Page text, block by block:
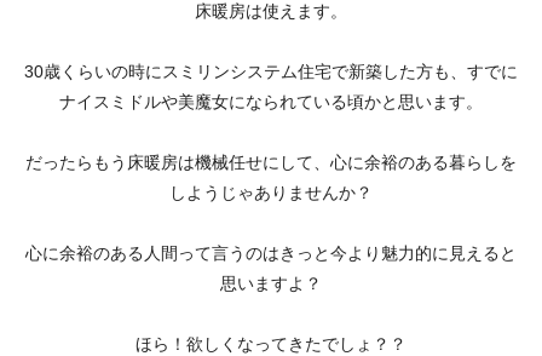
床暖房は使えます。
30歳くらいの時にスミリンシステム住宅で新築した方も、すでに
ナイスミドルや美魔女になられている頃かと思います。
だったらもう床暖房は機械任せにして、心に余裕のある暮らしを
しようじゃありませんか？
心に余裕のある人間って言うのはきっと今より魅力的に見えると
思いますよ？
ほら！欲しくなってきたでしょ？？